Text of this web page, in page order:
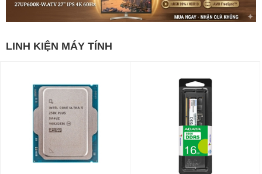
LINH KIỆN MÁY TÍNH